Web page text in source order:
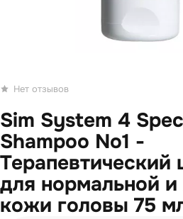
Нет отзывов
Sim System 4
Shampoo No1 -
Терапевтический
для нормальной
кожи головы 75